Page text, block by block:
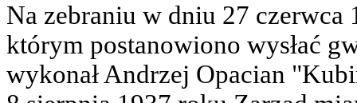
Na zebraniu w dniu 27 czerwca
którym postanowiono wysłać
wykonał Andrzej Opacian